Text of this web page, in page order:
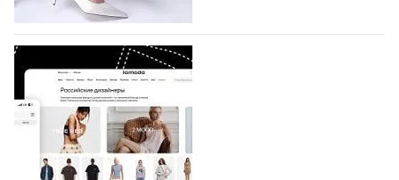
коллекции которых не были представлены в…
07.08.2026 588
BALLINA представит свои новинки на Euro
Shoes
Компания BALLINA Guangzhou Lihuang Footwear
Co., Ltd., основанная в 2011 году и расположенная в
Гуанчжоу, столице моды Китая, является